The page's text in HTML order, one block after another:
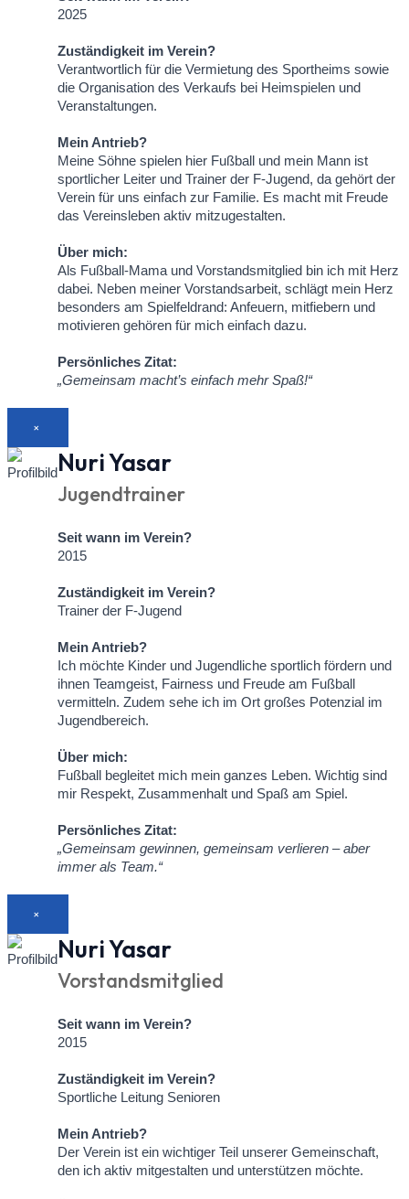
2025
Zuständigkeit im Verein?
Verantwortlich für die Vermietung des Sportheims sowie
die Organisation des Verkaufs bei Heimspielen und
Veranstaltungen.
Mein Antrieb?
Meine Söhne spielen hier Fußball und mein Mann ist
sportlicher Leiter und Trainer der F-Jugend, da gehört der
Verein für uns einfach zur Familie. Es macht mit Freude
das Vereinsleben aktiv mitzugestalten.
Über mich:
Als Fußball-Mama und Vorstandsmitglied bin ich mit Herz
dabei. Neben meiner Vorstandsarbeit, schlägt mein Herz
besonders am Spielfeldrand: Anfeuern, mitfiebern und
motivieren gehören für mich einfach dazu.
Persönliches Zitat:
„Gemeinsam macht’s einfach mehr Spaß!“
×
Nuri Yasar
Jugendtrainer
Seit wann im Verein?
2015
Zuständigkeit im Verein?
Trainer der F-Jugend
Mein Antrieb?
Ich möchte Kinder und Jugendliche sportlich fördern und
ihnen Teamgeist, Fairness und Freude am Fußball
vermitteln. Zudem sehe ich im Ort großes Potenzial im
Jugendbereich.
Über mich:
Fußball begleitet mich mein ganzes Leben. Wichtig sind
mir Respekt, Zusammenhalt und Spaß am Spiel.
Persönliches Zitat:
„Gemeinsam gewinnen, gemeinsam verlieren – aber
immer als Team.“
×
Nuri Yasar
Vorstandsmitglied
Seit wann im Verein?
2015
Zuständigkeit im Verein?
Sportliche Leitung Senioren
Mein Antrieb?
Der Verein ist ein wichtiger Teil unserer Gemeinschaft,
den ich aktiv mitgestalten und unterstützen möchte.